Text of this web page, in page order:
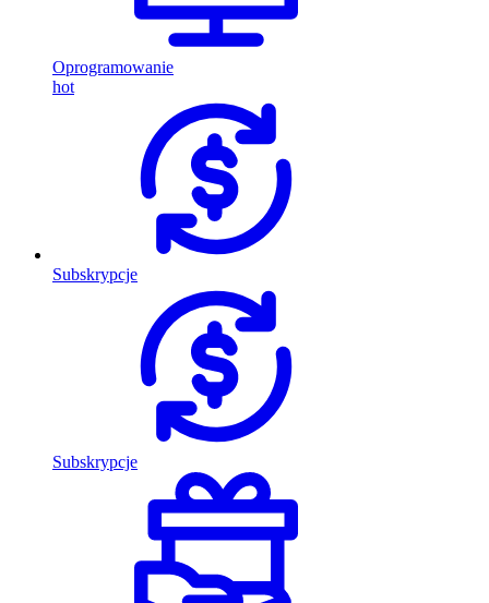
Oprogramowanie
hot
Subskrypcje
Subskrypcje